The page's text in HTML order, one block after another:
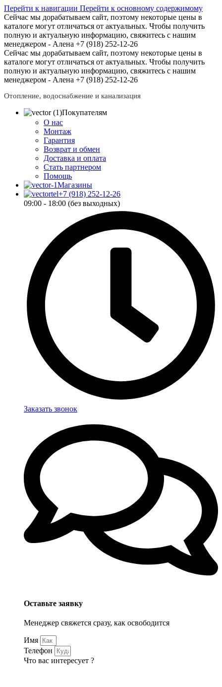
Перейти к навигации Перейти к основному содержимому
Сейчас мы дорабатываем сайт, поэтому некоторые цены в
каталоге могут отличаться от актуальных. Чтобы получить
полную и актуальную информацию, свяжитесь с нашим
менеджером - Алена +7 (918) 252-12-26
Сейчас мы дорабатываем сайт, поэтому некоторые цены в
каталоге могут отличаться от актуальных. Чтобы получить
полную и актуальную информацию, свяжитесь с нашим
менеджером - Алена +7 (918) 252-12-26
Отопление, водоснабжение и канализация
Покупателям
О нас
Монтаж
Гарантия
Возврат и обмен
Доставка и оплата
Стать партнером
Помощь
Магазины
+7 (918) 252-12-26
09:00 - 18:00 (без выходных)
Заказать звонок
Оставьте заявку
Менеджер свяжется сразу, как освободится
Имя
Телефон
Что вас интересует ?